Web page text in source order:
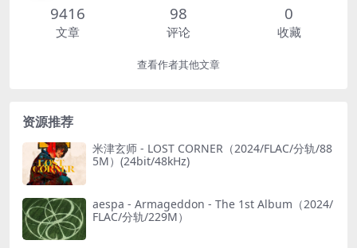
9416
文章
98
评论
0
收藏
查看作者其他文章
资源推荐
米津玄师 - LOST CORNER（2024/FLAC/分轨/88
5M）(24bit/48kHz)
aespa - Armageddon - The 1st Album（2024/
FLAC/分轨/229M）